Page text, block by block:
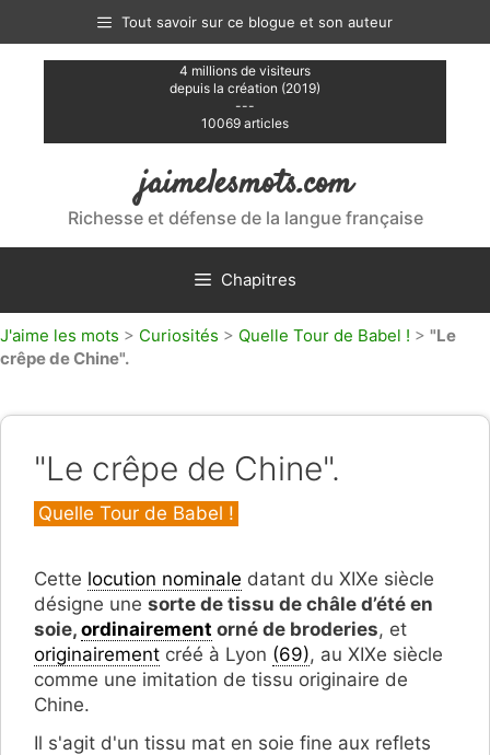
contenu
Tout savoir sur ce blogue et son auteur
4 millions de visiteurs
depuis la création (2019)
---
10069 articles
jaimelesmots.com
Richesse et défense de la langue française
Chapitres
J'aime les mots > Curiosités > Quelle Tour de Babel ! > "Le
crêpe de Chine".
"Le crêpe de Chine".
Catégories
Quelle Tour de Babel !
Cette locution nominale datant du XIXe siècle
désigne une sorte de tissu de châle d’été en
soie, ordinairement orné de broderies, et
originairement créé à Lyon (69), au XIXe siècle
comme une imitation de tissu originaire de
Chine.
Il s'agit d'un tissu mat en soie fine aux reflets